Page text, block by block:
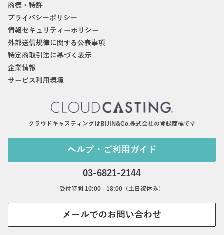
商標・特許
プライバシーポリシー
情報セキュリティーポリシー
外部送信規律に関する公表事項
特定商取引法に基づく表示
企業情報
サービス利用環境
クラウドキャスティングはBIJIN&Co.株式会社の登録商標です
ヘルプ・ご利用ガイド
03-6821-2144
受付時間 10:00 - 18:00（土日祝休み）
メールでのお問い合わせ